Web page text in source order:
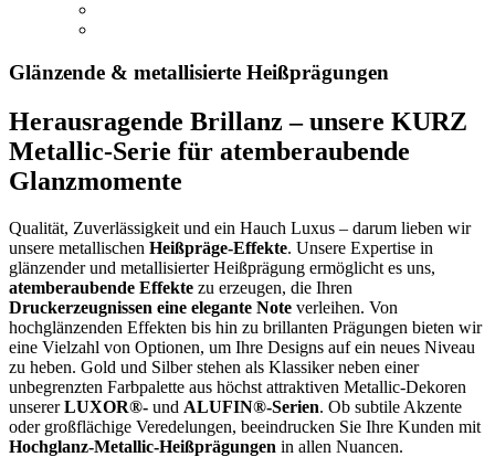
Glänzende & metallisierte Heißprägungen
Herausragende Brillanz – unsere KURZ
Metallic-Serie für atemberaubende
Glanzmomente
Qualität, Zuverlässigkeit und ein Hauch Luxus – darum lieben wir
unsere metallischen Heißpräge-Effekte. Unsere Expertise in
glänzender und metallisierter Heißprägung ermöglicht es uns,
atemberaubende Effekte zu erzeugen, die Ihren
Druckerzeugnissen eine elegante Note verleihen. Von
hochglänzenden Effekten bis hin zu brillanten Prägungen bieten wir
eine Vielzahl von Optionen, um Ihre Designs auf ein neues Niveau
zu heben. Gold und Silber stehen als Klassiker neben einer
unbegrenzten Farbpalette aus höchst attraktiven Metallic-Dekoren
unsererLUXOR®- und ALUFIN®-Serien. Ob subtile Akzente
oder großflächige Veredelungen, beeindrucken Sie Ihre Kunden mit
Hochglanz-Metallic-Heißprägungen in allen Nuancen.